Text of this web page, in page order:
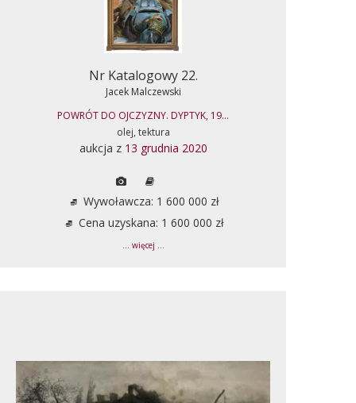
Nr Katalogowy 22.
Jacek Malczewski
POWRÓT DO OJCZYZNY. DYPTYK, 19...
olej, tektura
aukcja z 13 grudnia 2020
Wywoławcza: 1 600 000 zł
Cena uzyskana: 1 600 000 zł
... więcej ...